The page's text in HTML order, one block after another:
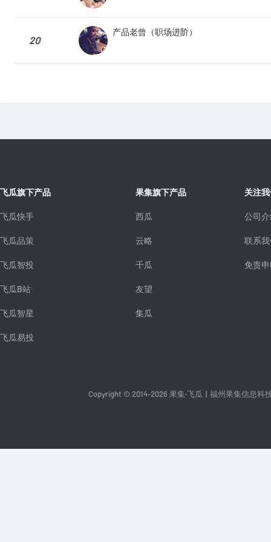
20
产品老曾（职场进阶）
飞瓜旗下产品
飞瓜快手
飞瓜品策
飞瓜智投
飞瓜B站
飞瓜智星
飞瓜易投
果集旗下产品
西瓜
云略
千瓜
友望
集瓜
关注
公司
联系
免责
Copyright © 2014-2026 果集·飞瓜 福州果集信息科